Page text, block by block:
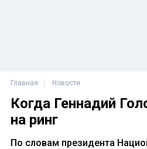
Главная Новости
Когда Геннадий
на ринг
По словам президента